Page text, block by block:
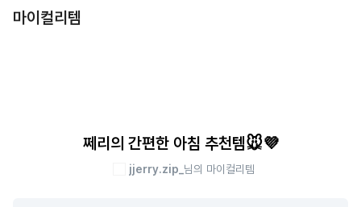
마이컬리템
쩨리의 간편한 아침 추천템🐭💜
jjerry.zip_ 님의 마이컬리템